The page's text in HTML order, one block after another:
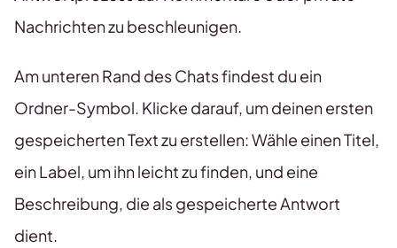
Nachrichten zu beschleunigen.
Am unteren Rand des Chats findest du ein
Ordner-Symbol. Klicke darauf, um deinen ersten
gespeicherten Text zu erstellen: Wähle einen Titel,
ein Label, um ihn leicht zu finden, und eine
Beschreibung, die als gespeicherte Antwort
dient.